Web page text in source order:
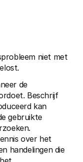
niet met
de
Beschrijf
kan
gebruikte
over het
handelingen die